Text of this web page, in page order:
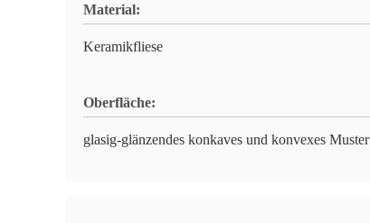
Material:
Keramikfliese
Oberfläche:
glasig-glänzendes konkaves und konvexes Muster